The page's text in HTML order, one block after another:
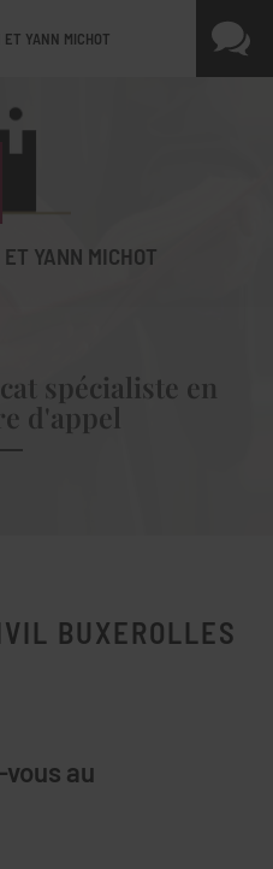
YANN MICHOT
spécialiste en
d'appel
BUXEROLLES
au
YANN MICHOT